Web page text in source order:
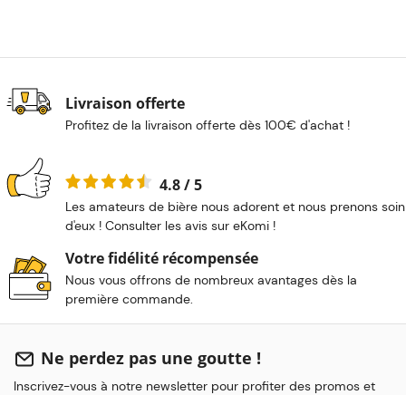
Livraison offerte
Profitez de la livraison offerte dès 100€ d'achat !
4.8 / 5
Les amateurs de bière nous adorent et nous prenons soin
d'eux ! Consulter les avis sur eKomi !
Votre fidélité récompensée
Nous vous offrons de nombreux avantages dès la
première commande.
Ne perdez pas une goutte !
Inscrivez-vous à notre newsletter pour profiter des promos et